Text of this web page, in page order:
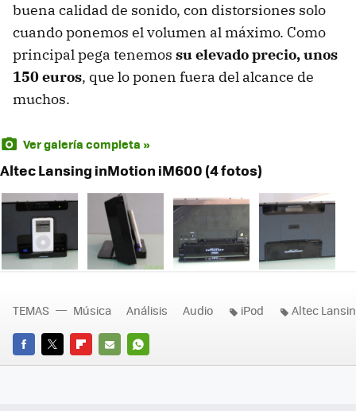
buena calidad de sonido, con distorsiones solo
cuando ponemos el volumen al máximo. Como
principal pega tenemos su elevado precio, unos
150 euros, que lo ponen fuera del alcance de
muchos.
Ver galería completa »
Altec Lansing inMotion iM600 (4 fotos)
FACEBOOK
TWITTERFLIPBOARD
E-
WHATSAPP
TEMAS Música Análisis Audio iPod Altec